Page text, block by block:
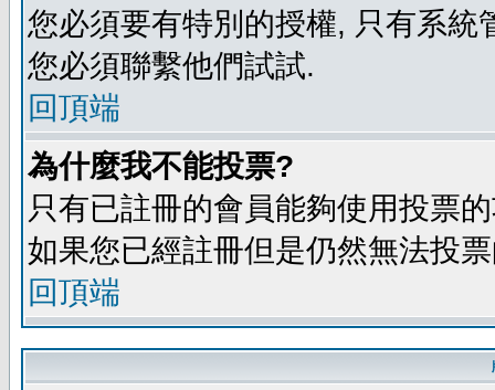
您必須要有特別的授權, 只有系
您必須聯繫他們試試.
回頂端
為什麼我不能投票?
只有已註冊的會員能夠使用投票
如果您已經註冊但是仍然無法投
回頂端